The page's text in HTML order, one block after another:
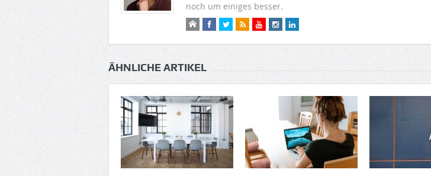
noch um einiges besser.
ÄHNLICHE ARTIKEL